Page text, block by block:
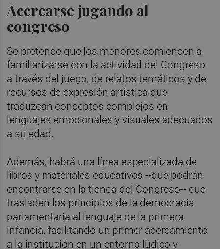
Acercarse jugando al
congreso
Se pretende que los menores comiencen a
familiarizarse con la actividad del Congreso
a través del juego, de relatos temáticos y de
recursos de expresión artística que
traduzcan conceptos complejos en
lenguajes emocionales y visuales adecuados
a su edad.
Además, habrá una línea especializada de
libros y materiales educativos --que podrán
encontrarse en la tienda del Congreso-- que
trasladen los principios de la democracia
parlamentaria al lenguaje de la primera
infancia, facilitando un primer acercamiento
a la institución en un entorno lúdico y